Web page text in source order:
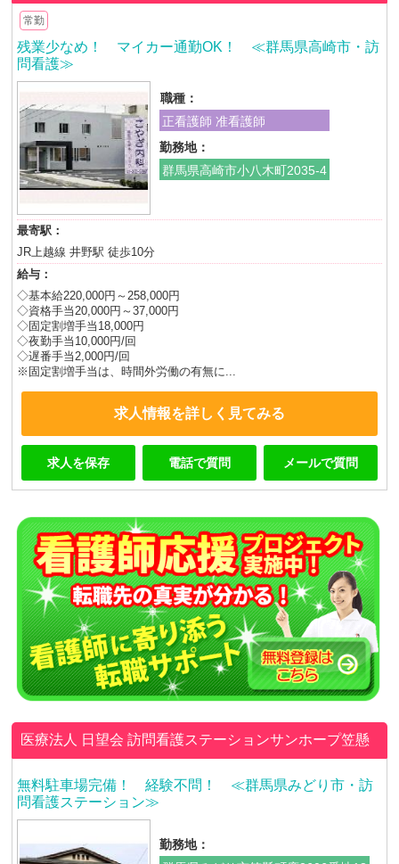
常勤
残業少なめ！ マイカー通勤OK！ ≪群馬県高崎市・訪
問看護≫
職種：
正看護師 准看護師
勤務地：
群馬県高崎市小八木町2035-4
最寄駅：
JR上越線 井野駅 徒歩10分
給与：
◇基本給220,000円～258,000円
◇資格手当20,000円～37,000円
◇固定割増手当18,000円
◇夜勤手当10,000円/回
◇遅番手当2,000円/回
※固定割増手当は、時間外労働の有無に...
求人情報を詳しく見てみる
求人を保存 電話で質問 メールで質問
医療法人 日望会訪問看護ステーションサンホープ笠懸
無料駐車場完備！ 経験不問！ ≪群馬県みどり市・訪
問看護ステーション≫
勤務地：